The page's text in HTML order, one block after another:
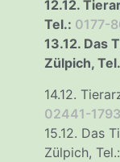
12.12.
Tel.: 0177-
13.12. Das
Zülpich,
14.12.
02441-1793
15.12. Das
Zülpich, Tel.: